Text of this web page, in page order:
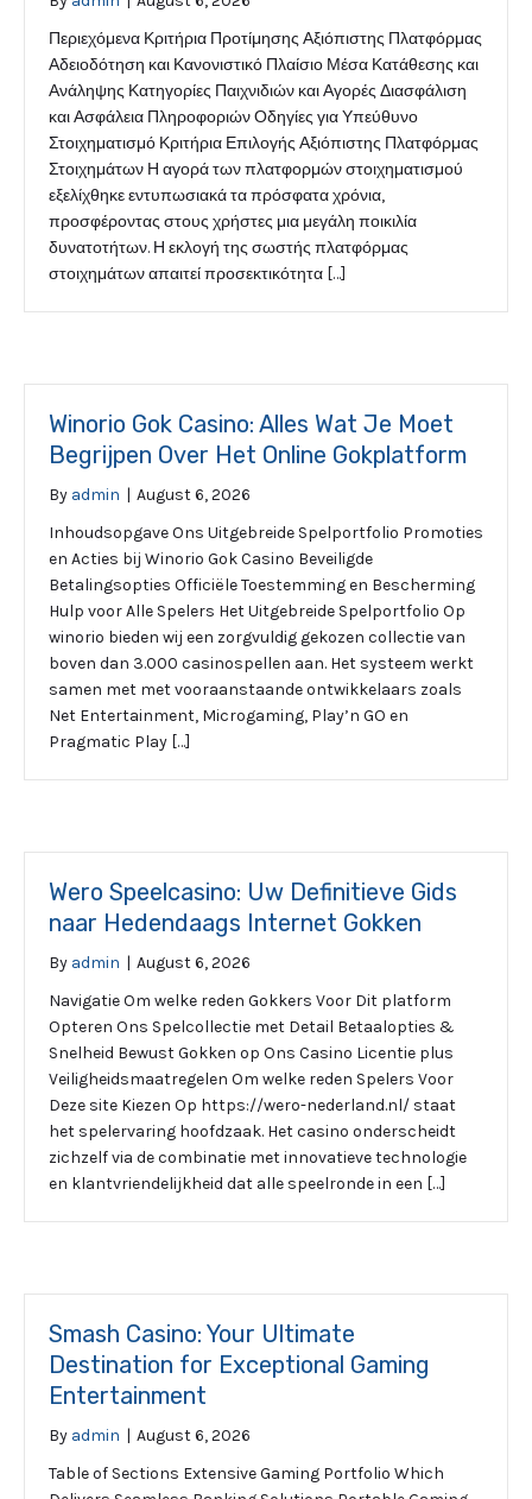
Περιεχόμενα Κριτήρια Προτίμησης Αξιόπιστης Πλατφόρμας
Αδειοδότηση και Κανονιστικό Πλαίσιο Μέσα Κατάθεσης και
Ανάληψης Κατηγορίες Παιχνιδιών και Αγορές Διασφάλιση
και Ασφάλεια Πληροφοριών Οδηγίες για Υπεύθυνο
Στοιχηματισμό Κριτήρια Επιλογής Αξιόπιστης Πλατφόρμας
Στοιχημάτων Η αγορά των πλατφορμών στοιχηματισμού
εξελίχθηκε εντυπωσιακά τα πρόσφατα χρόνια,
προσφέροντας στους χρήστες μια μεγάλη ποικιλία
δυνατοτήτων. Η εκλογή της σωστής πλατφόρμας
στοιχημάτων απαιτεί προσεκτικότητα […]
Winorio Gok Casino: Alles Wat Je Moet
Begrijpen Over Het Online Gokplatform
By admin | August 6, 2026
Inhoudsopgave Ons Uitgebreide Spelportfolio Promoties
en Acties bij Winorio Gok Casino Beveiligde
Betalingsopties Officiële Toestemming en Bescherming
Hulp voor Alle Spelers Het Uitgebreide Spelportfolio Op
winorio bieden wij een zorgvuldig gekozen collectie van
boven dan 3.000 casinospellen aan. Het systeem werkt
samen met met vooraanstaande ontwikkelaars zoals
Net Entertainment, Microgaming, Play’n GO en
Pragmatic Play […]
Wero Speelcasino: Uw Definitieve Gids
naar Hedendaags Internet Gokken
By admin | August 6, 2026
Navigatie Om welke reden Gokkers Voor Dit platform
Opteren Ons Spelcollectie met Detail Betaalopties &
Snelheid Bewust Gokken op Ons Casino Licentie plus
Veiligheidsmaatregelen Om welke reden Spelers Voor
Deze site Kiezen Op https://wero-nederland.nl/ staat
het spelervaring hoofdzaak. Het casino onderscheidt
zichzelf via de combinatie met innovatieve technologie
en klantvriendelijkheid dat alle speelronde in een […]
Smash Casino: Your Ultimate
Destination for Exceptional Gaming
Entertainment
By admin | August 6, 2026
Table of Sections Extensive Gaming Portfolio Which